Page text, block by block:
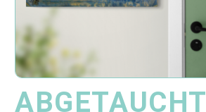
ABGETAUCHT